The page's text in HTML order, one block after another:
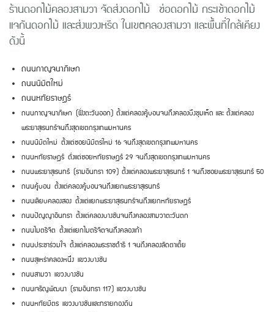
ร้านดอกไม้คลองสามวา จัดส่งดอกไม้ ช่อดอกไม้ กระเช้าดอกไม้
แจกันดอกไม้ และส่งพวงหรีด ในเขตคลองสามวา และพื้นที่ใกล้เคียง
ดังนี้
ถนนกาญจนาภิเษก
ถนนนิมิตใหม่
ถนนหทัยราษฎร์
ถนนกาญจนาภิเษก (ฝั่งตะวันออก) ตั้งแต่คลองคู้บอนจนถึงคลองบึงชุมเห็ด และ ตั้งแต่คลอง
พระยาสุเรนทร์จนถึงสุดเขตกรุงเทพมหานคร
ถนนนิมิตใหม่ ตั้งแต่ซอยนิมิตรใหม่ 16 จนถึงสุดเขตกรุงเทพมหานคร
ถนนหทัยราษฎร์ ตั่งแต่ซอยหทัยราษฎร์ 29 จนถึงสุดเขตกรุงเทพมหานคร
ถนนพระยาสุเรนทร์ (รามอินทรา 109) ตั้งแต่คลองพระยาสุเรนทร์ 1 จนถึงซอยพระยาสุเรนทร์ 50
ถนนคู้บอน ตั้งแต่คลองคู้บอนจนถึงแยกพระยาสุเรนทร์
ถนนเลียบคลองสอง ตั้งแต่แยกพระยาสุเรนทร์จนถึงแยกหทัยราษฎร์
ถนนปัญญาอินทรา ตั้งแต่คลองบางชันจนถึงคลองสามวาตะวันตก
ถนนไมตรีจิต ตั้งแต่แยกไมตรีจิตจนถึงคลองเก้า
ถนนประชาร่วมใจ ตั้งแต่คลองพระราชดำริ 1 จนถึงคลองลัดตาเตี้ย
ถนนสุเหร่าคลองหนึ่ง แขวงบางชัน
ถนนสามวา แขวงบางชัน
ถนนเจริญพัฒนา (รามอินทรา 117) แขวงบางชัน
ถนนหทัยมิตร แขวงบางชันและทรายกองดิน